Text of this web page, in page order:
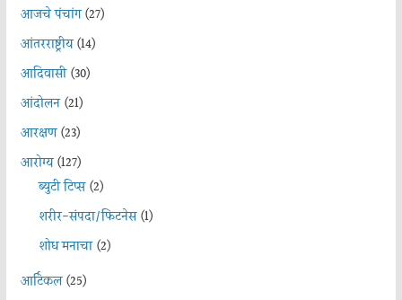
आजचे पंचांग(27)
आंतरराष्ट्रीय(14)
आदिवासी(30)
आंदोलन(21)
आरक्षण(23)
आरोग्य(127)
ब्युटी टिप्स(2)
शरीर-संपदा/फिटनेस(1)
शोध मनाचा(2)
आर्टिकल(25)